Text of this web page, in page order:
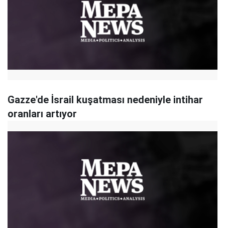
Gazze'de İsrail kuşatması nedeniyle intihar
oranları artıyor